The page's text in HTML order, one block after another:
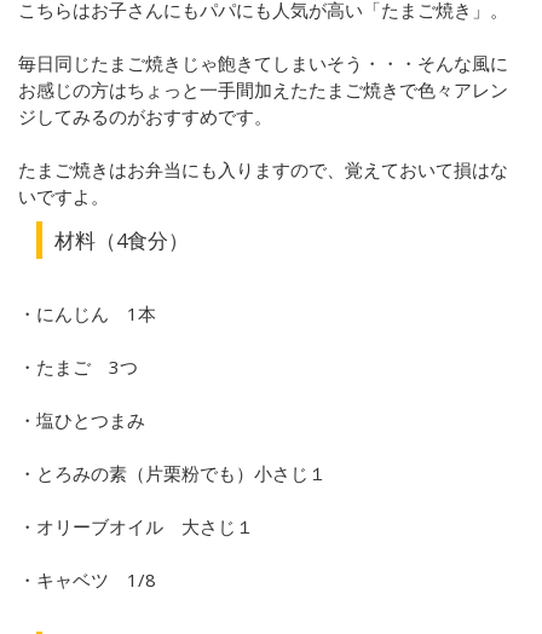
こちらはお子さんにもパパにも人気が高い「たまご焼き」。
毎日同じたまご焼きじゃ飽きてしまいそう・・・そんな風に
お感じの方はちょっと一手間加えたたまご焼きで色々アレン
ジしてみるのがおすすめです。
たまご焼きはお弁当にも入りますので、覚えておいて損はな
いですよ。
材料（4食分）
・にんじん 1本
・たまご 3つ
・塩ひとつまみ
・とろみの素（片栗粉でも）小さじ１
・オリーブオイル 大さじ１
・キャベツ 1/8